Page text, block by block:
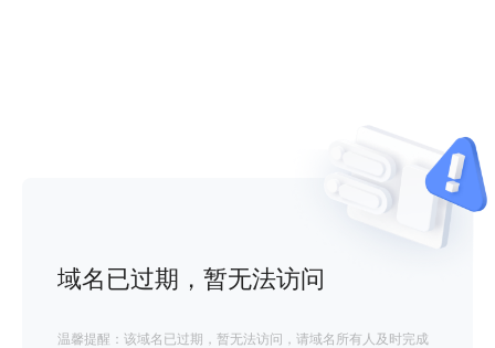
域名已过期，暂无法访问
温馨提醒：该域名已过期，暂无法访问，请域名所有人及时完成